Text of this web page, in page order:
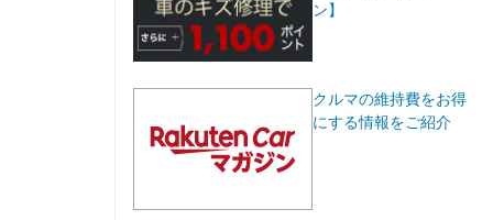
ン】
クルマの維持費をお得
にする情報をご紹介